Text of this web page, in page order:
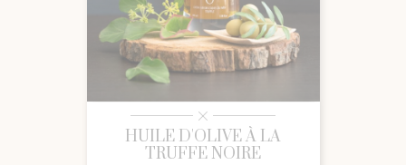
HUILE D'OLIVE À LA
TRUFFE NOIRE